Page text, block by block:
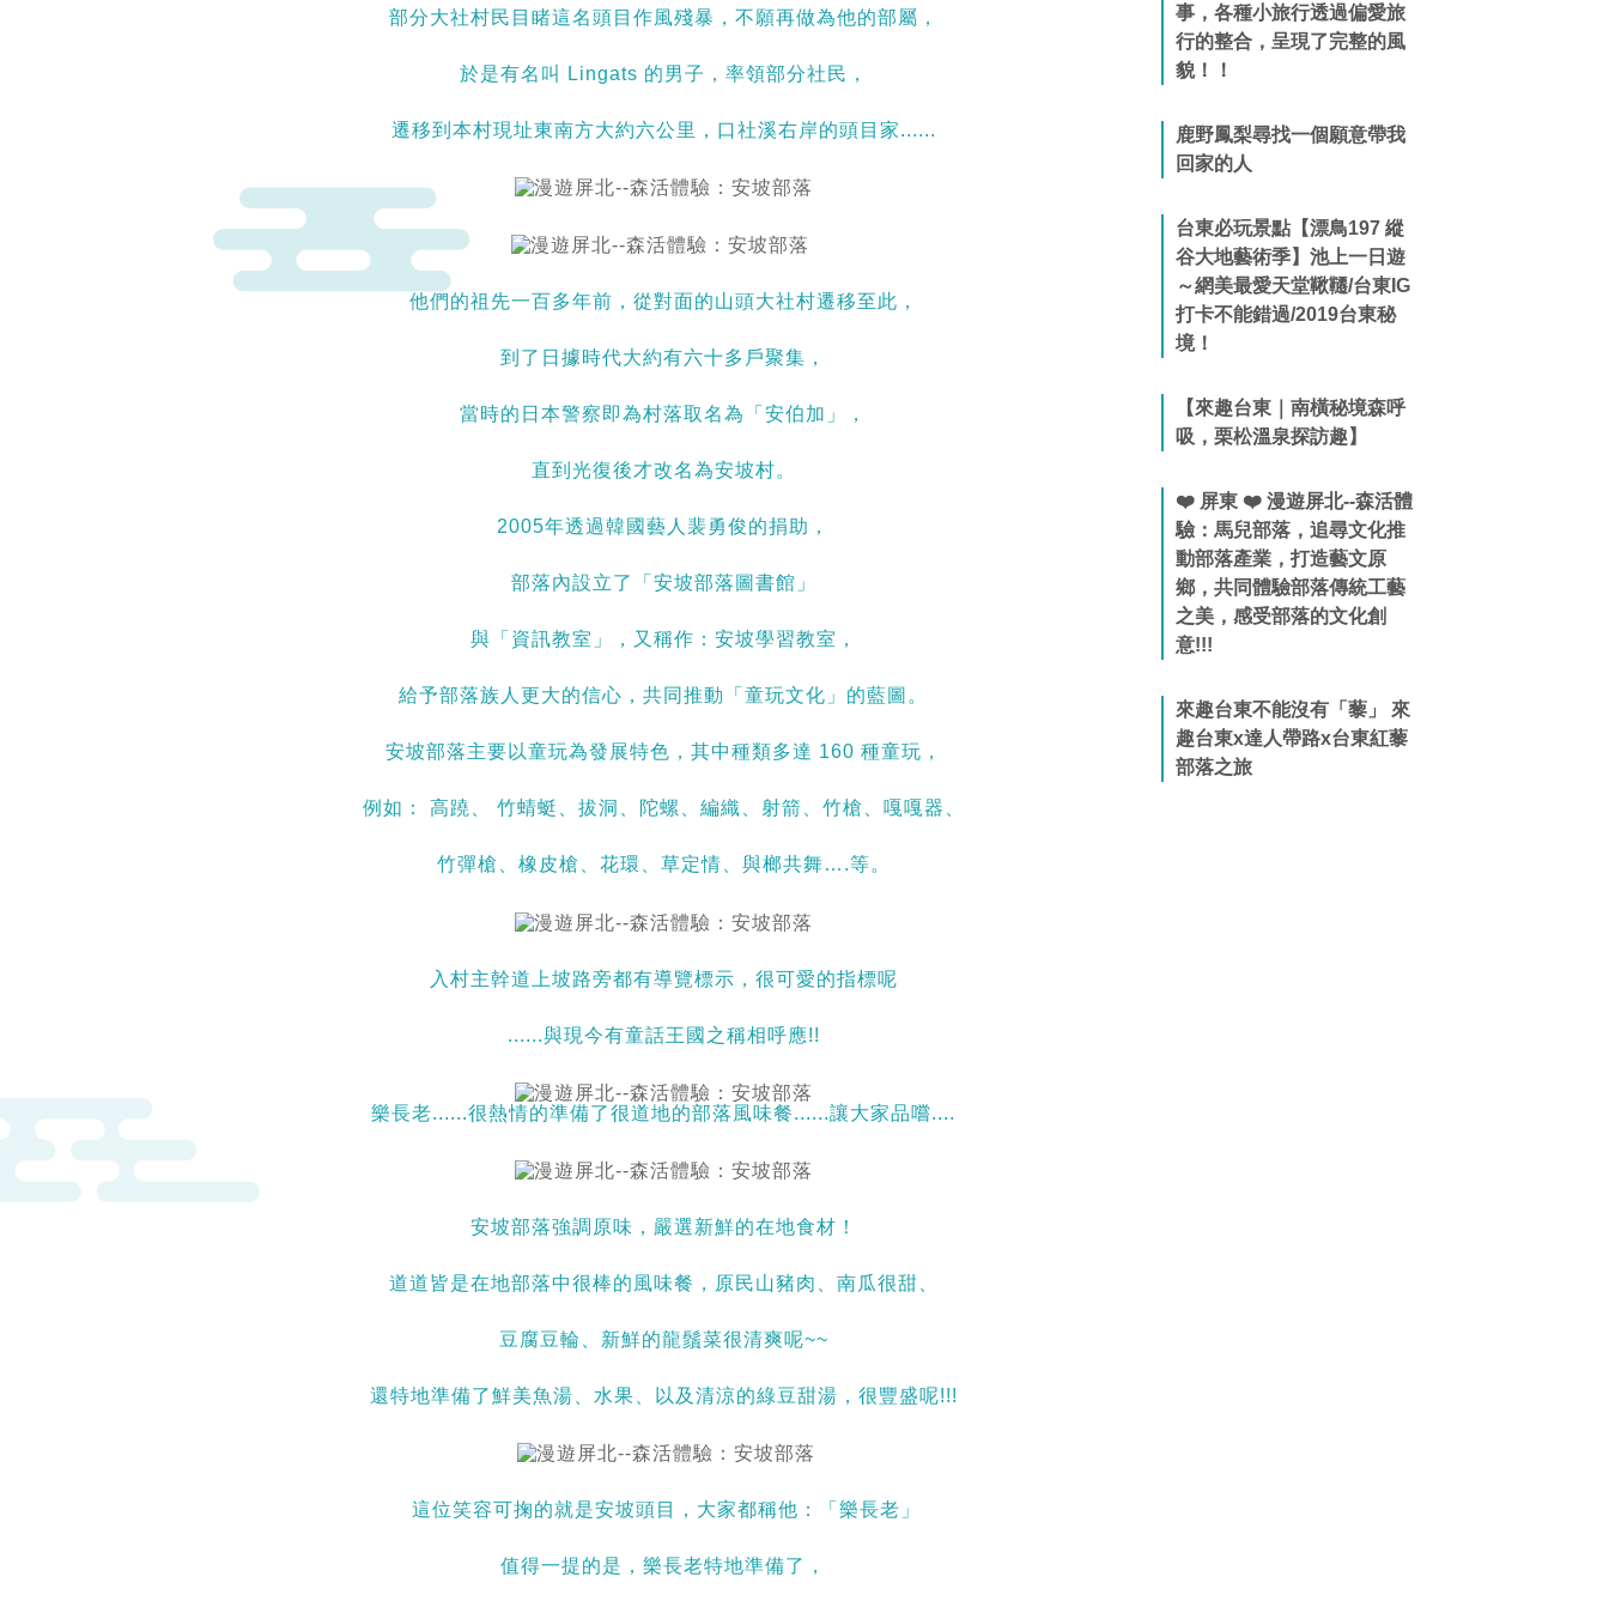
部分大社村民目睹這名頭目作風殘暴，不願再做為他的部屬，
於是有名叫 Lingats 的男子，率領部分社民，
遷移到本村現址東南方大約六公里，口社溪右岸的頭目家......
他們的祖先一百多年前，從對面的山頭大社村遷移至此，
到了日據時代大約有六十多戶聚集，
當時的日本警察即為村落取名為「安伯加」，
直到光復後才改名為安坡村。
2005年透過韓國藝人裴勇俊的捐助，
部落內設立了「安坡部落圖書館」
與「資訊教室」，又稱作：安坡學習教室，
給予部落族人更大的信心，共同推動「童玩文化」的藍圖。
安坡部落主要以童玩為發展特色，其中種類多達 160 種童玩，
例如： 高蹺、 竹蜻蜓、拔洞、陀螺、編織、射箭、竹槍、嘎嘎器、
竹彈槍、橡皮槍、花環、草定情、與榔共舞….等。
入村主幹道上坡路旁都有導覽標示，很可愛的指標呢
......與現今有童話王國之稱相呼應!!
樂長老......很熱情的準備了很道地的部落風味餐......讓大家品嚐....
安坡部落強調原味，嚴選新鮮的在地食材！
道道皆是在地部落中很棒的風味餐，原民山豬肉、南瓜很甜、
豆腐豆輪、新鮮的龍鬚菜很清爽呢~~
還特地準備了鮮美魚湯、水果、以及清涼的綠豆甜湯，很豐盛呢!!!
這位笑容可掬的就是安坡頭目，大家都稱他：「樂長老」
值得一提的是，樂長老特地準備了，
事，各種小旅行透過偏愛旅
行的整合，呈現了完整的風
貌！！
鹿野鳳梨尋找一個願意帶我
回家的人
台東必玩景點【漂鳥197 縱
谷大地藝術季】池上一日遊
～網美最愛天堂鞦韆/台東IG
打卡不能錯過/2019台東秘
境！
【來趣台東｜南橫秘境森呼
吸，栗松溫泉探訪趣】
❤️ 屏東 ❤️ 漫遊屏北--森活體
驗：馬兒部落，追尋文化推
動部落產業，打造藝文原
鄉，共同體驗部落傳統工藝
之美，感受部落的文化創
意!!!
來趣台東不能沒有「藜」 來
趣台東x達人帶路x台東紅藜
部落之旅